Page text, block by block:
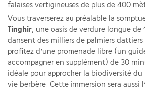
falaises vertigineuses de plus de 400
Vous traverserez au préalable la
Tinghir, une oasis de verdure longue de
dansent des milliers de palmiers
profitez d’une promenade libre (un
accompagner en supplément) de 30
idéale pour approcher la biodiversité
vie berbère. Cette immersion sera aussi